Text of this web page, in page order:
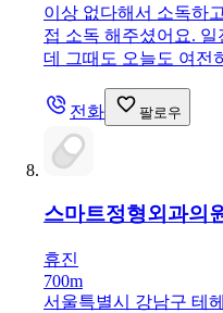
이상 없다해서 소독하
접 소독 해주셨어요.
데 그때도 오늘도 여전
전화 팔로우
스마트정형외과의
휴진
700m
서울특별시 강남구 테